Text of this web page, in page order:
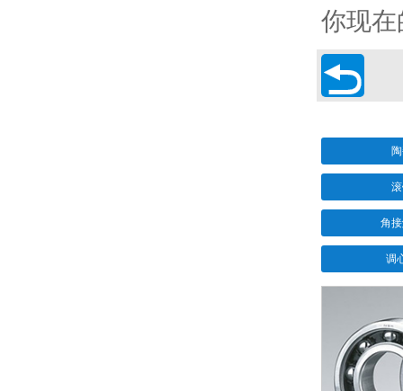
你现

角
调